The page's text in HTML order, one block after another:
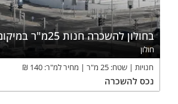
בחולון להשכרה חנות 25מ"ר במיקום מעולה
חולון
חנויות
שטח: 25 מ"ר מחיר למ"ר: 140
₪
נכס להשכרה